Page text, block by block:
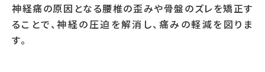
神経痛の原因となる腰椎の歪みや骨盤のズレを矯正す
ることで、神経の圧迫を解消し、痛みの軽減を図りま
す。